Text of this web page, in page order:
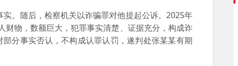
。随后，检察机关以诈骗罪对他提起公诉。2025年
物，数额巨大，犯罪事实清楚、证据充分，构成诈
分事实否认，不构成认罪认罚，遂判处张某某有期